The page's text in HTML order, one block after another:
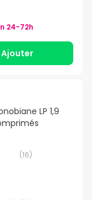
24-72h
Ajouter
LP 1,9
(16)